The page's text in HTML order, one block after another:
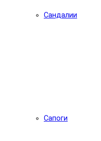
Сандалии
Сапоги